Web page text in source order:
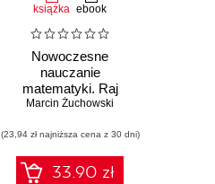
książka ebook
Nowoczesne
nauczanie
matematyki. Raj
Cantora bez
Marcin Żuchowski
(23,94 zł najniższa cena z 30 dni)
33.90 zł